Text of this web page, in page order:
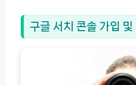
구글 서치 콘솔 가입 및